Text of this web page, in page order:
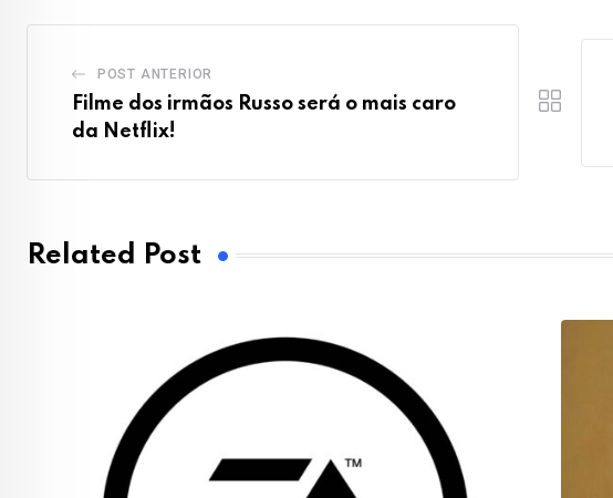
POST ANTERIOR
Filme dos irmãos Russo será o mais caro
da Netflix!
Related Post